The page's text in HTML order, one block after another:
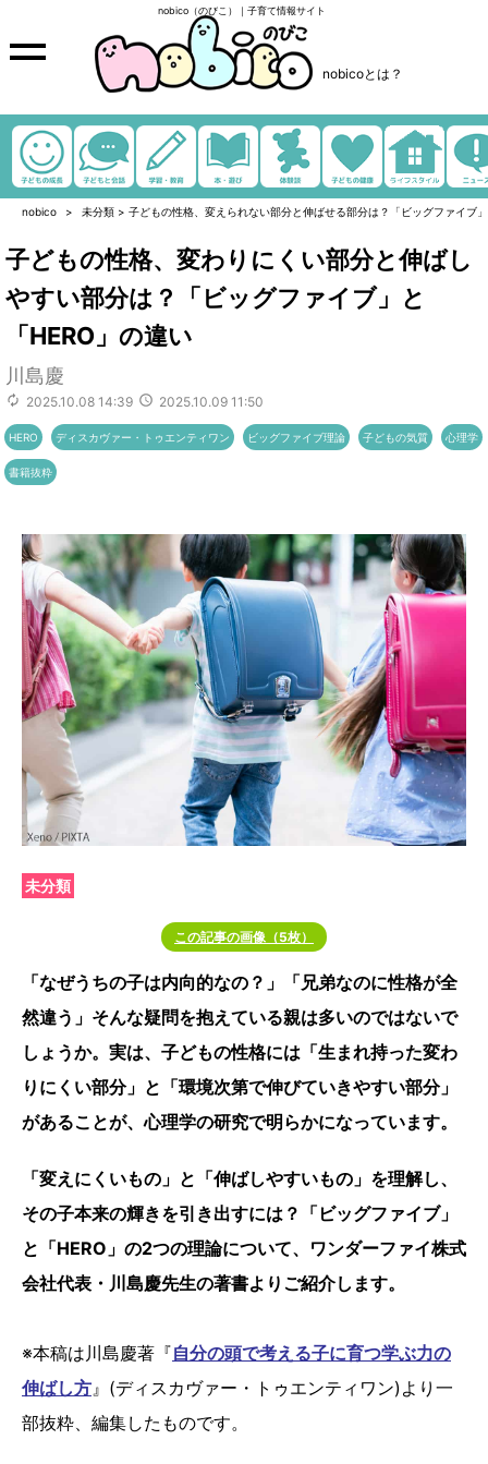
nobico（のびこ）｜子育て情報サイト
nobicoとは？
nobico 未分類 > 子どもの性格、変えられない部分と伸ばせる部分は？「ビッグファイブ
子どもの性格、変わりにくい部分と伸ばし
やすい部分は？「ビッグファイブ」と
「HERO」の違い
川島慶
2025.10.08 14:39 2025.10.09 11:50
HERO ディスカヴァー・トゥエンティワン ビッグファイブ理論 子どもの気質 心理学
書籍抜粋
未分類
この記事の画像（5枚）
「なぜうちの子は内向的なの？」「兄弟なのに性格が全
然違う」そんな疑問を抱えている親は多いのではないで
しょうか。実は、子どもの性格には「生まれ持った変わ
りにくい部分」と「環境次第で伸びていきやすい部分」
があることが、心理学の研究で明らかになっています。
「変えにくいもの」と「伸ばしやすいもの」を理解し、
その子本来の輝きを引き出すには？「ビッグファイブ」
と「HERO」の2つの理論について、ワンダーファイ株式
会社代表・川島慶先生の著書よりご紹介します。
※本稿は川島慶著『自分の頭で考える子に育つ学ぶ力の
伸ばし方 』(ディスカヴァー・トゥエンティワン)より一
部抜粋、編集したものです。